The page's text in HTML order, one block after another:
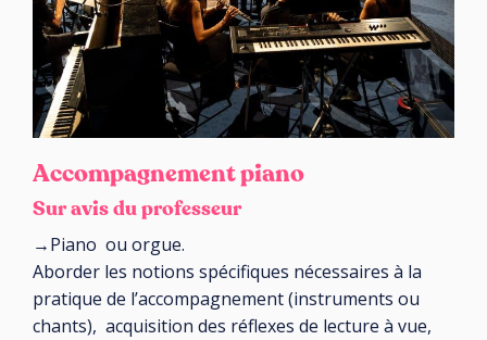
Accompagnement piano
Sur avis du professeur
→Piano ou orgue.
Aborder les notions spécifiques nécessaires à la
pratique de l’accompagnement (instruments ou
chants), acquisition des réflexes de lecture à vue,